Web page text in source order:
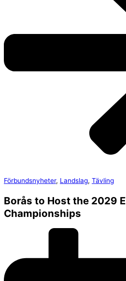
Förbundsnyheter, Landslag, Tävling
Borås to Host the 2029
Championships